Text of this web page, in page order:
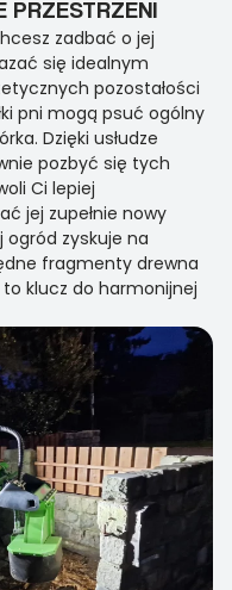
PRZESTRZENI
zadbać o jej
się idealnym
pozostałości
pni mogą psuć ogólny
Dzięki usłudze
pozbyć się tych
Ci lepiej
jej zupełnie nowy
ogród zyskuje na
fragmenty drewna
to klucz do harmonijnej